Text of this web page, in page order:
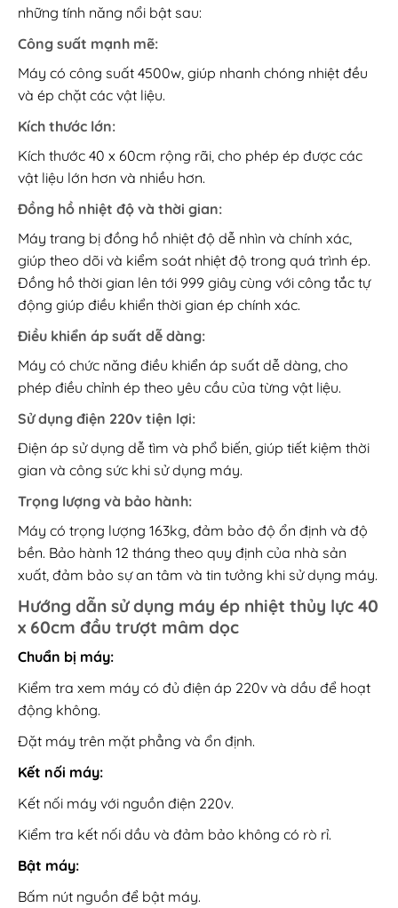
những tính năng nổi bật sau:
Công suất mạnh mẽ:
Máy có công suất 4500w, giúp nhanh chóng nhiệt đều
và ép chặt các vật liệu.
Kích thước lớn:
Kích thước 40 x 60cm rộng rãi, cho phép ép được các
vật liệu lớn hơn và nhiều hơn.
Đồng hồ nhiệt độ và thời gian:
Máy trang bị đồng hồ nhiệt độ dễ nhìn và chính xác,
giúp theo dõi và kiểm soát nhiệt độ trong quá trình ép.
Đồng hồ thời gian lên tới 999 giây cùng với công tắc tự
động giúp điều khiển thời gian ép chính xác.
Điều khiển áp suất dễ dàng:
Máy có chức năng điều khiển áp suất dễ dàng, cho
phép điều chỉnh ép theo yêu cầu của từng vật liệu.
Sử dụng điện 220v tiện lợi:
Điện áp sử dụng dễ tìm và phổ biến, giúp tiết kiệm thời
gian và công sức khi sử dụng máy.
Trọng lượng và bảo hành:
Máy có trọng lượng 163kg, đảm bảo độ ổn định và độ
bền. Bảo hành 12 tháng theo quy định của nhà sản
xuất, đảm bảo sự an tâm và tin tưởng khi sử dụng máy.
Hướng dẫn sử dụng máy ép nhiệt thủy lực 40
x 60cm đầu trượt mâm dọc
Chuẩn bị máy:
Kiểm tra xem máy có đủ điện áp 220v và dầu để hoạt
động không.
Đặt máy trên mặt phẳng và ổn định.
Kết nối máy:
Kết nối máy với nguồn điện 220v.
Kiểm tra kết nối dầu và đảm bảo không có rò rỉ.
Bật máy:
Bấm nút nguồn để bật máy.